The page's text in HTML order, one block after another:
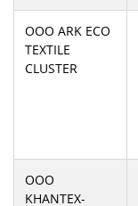
ООО ARK ECO
TEXTILE
CLUSTER
ООО
KHANTEX-